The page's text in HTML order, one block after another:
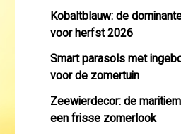
Kobaltblauw: de
voor herfst 2026
Smart parasols met
voor de zomertuin
Zeewierdecor: de
een frisse zomerlook